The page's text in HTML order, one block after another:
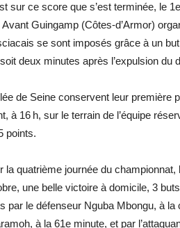
sur ce score que s’est terminée, le
Avant Guingamp (Côtes-d’Armor)
se sont imposés grâce à un
deux minutes après l’expulsion du
de Seine conservent leur première
à 16 h, sur le terrain de l’équipe
points.
la quatrième journée du
une belle victoire à domicile, 3
par le défenseur Nguba Mbongu, à
à la 61e minute, et par